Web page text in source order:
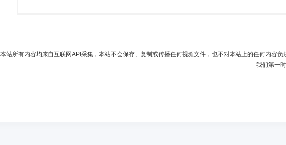
本站所有内容均来自互联网API采集，本站不会保存、复制或传播任何视频文件，也不对本站上的任何内容
我们第一